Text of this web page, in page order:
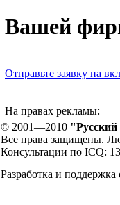
Вашей
Отправьте заявку на
На правах рекламы:
© 2001—2010
Все права защищены.
Консультации по ICQ:
Разработка и поддержка